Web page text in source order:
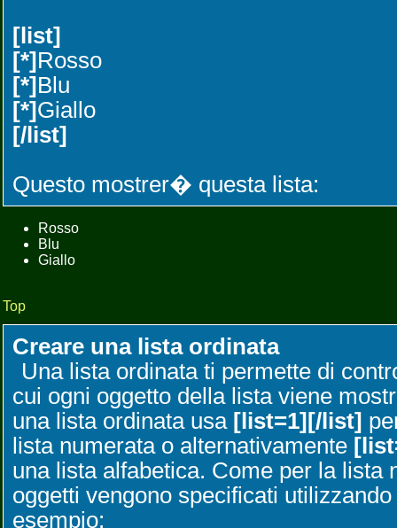
[list]
[*]Rosso
[*]Blu
[*]Giallo
[/list]
Questo mostrer� questa lista:
Rosso
Blu
Giallo
Top
Creare una lista ordinata
Una lista ordinata ti permette di
cui ogni oggetto della lista viene
una lista ordinata usa [list=1][/list]
lista numerata o alternativamente
una lista alfabetica. Come per la lista
oggetti vengono specificati utilizzando
esempio: